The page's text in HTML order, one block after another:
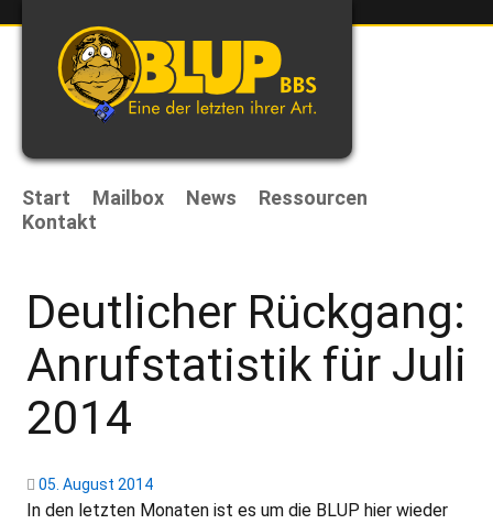
Start Mailbox News
Ressourcen
Kontakt
Deutlicher Rückgang:
Anrufstatistik für Juli
2014
05. August 2014
In den letzten Monaten ist es um die BLUP hier wieder